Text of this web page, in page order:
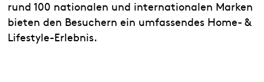
rund 100 nationalen und internationalen Marken
bieten den Besuchern ein umfassendes Home- &
Lifestyle-Erlebnis.